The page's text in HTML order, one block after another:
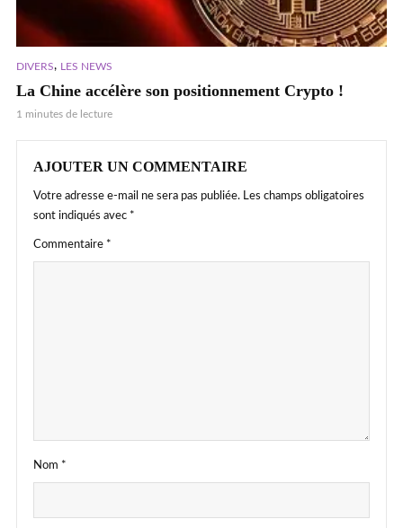
DIVERS, LES NEWS
La Chine accélère son positionnement Crypto !
1 minutes de lecture
AJOUTER UN COMMENTAIRE
Votre adresse e-mail ne sera pas publiée. Les champs obligatoires
sont indiqués avec *
Commentaire *
Nom *